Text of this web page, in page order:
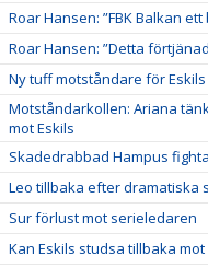
Roar Hansen: ”FBK Balkan ett
Roar Hansen: ”Detta
Ny tuff motståndare för Eskils
Motståndarkollen: Ariana
mot Eskils
Skadedrabbad Hampus
Leo tillbaka efter dramatiska
Sur förlust mot serieledaren
Kan Eskils studsa tillbaka